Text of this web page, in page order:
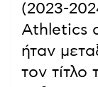
(2023-
Athletics
ήταν
τον τίτλο